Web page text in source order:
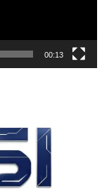
00:13